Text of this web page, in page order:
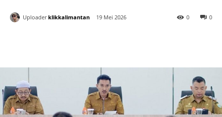
Uploader klikkalimantan 19 Mei 2026 0
0